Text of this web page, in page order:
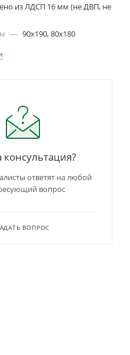
из ЛДСП 16 мм (не ДВП, не
— 90х190, 80х180
ответят на любой
вопрос
ВОПРОС